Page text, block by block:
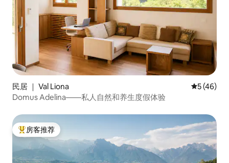
民居 ｜ Val Liona 平均评分
5 (46)
Domus Adelina——私人自然和养生度假体验
热门「房客推荐」
房客推荐